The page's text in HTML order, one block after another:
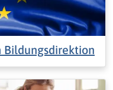
Bildungsdirektion